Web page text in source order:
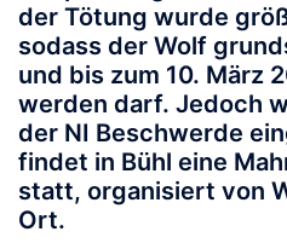
der Tötung wurde
sodass der Wolf
und bis zum 10. März
werden darf. Jedoch
der NI Beschwerde
findet in Bühl eine
statt, organisiert von
Ort.